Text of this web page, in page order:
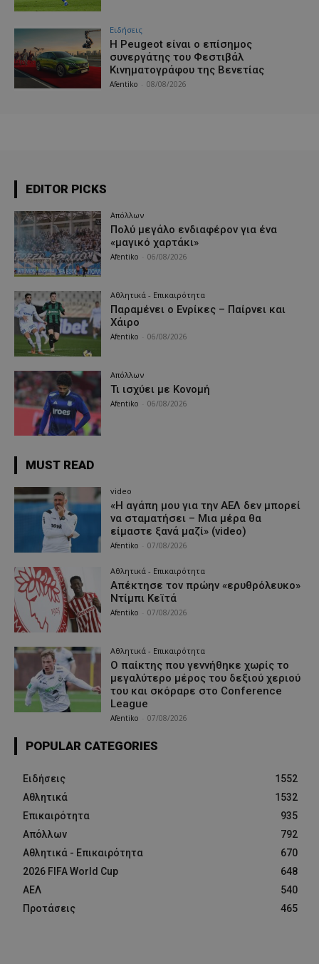
Ειδήσεις
Η Peugeot είναι ο επίσημος
συνεργάτης του Φεστιβάλ
Κινηματογράφου της Βενετίας
Afentiko 08/08/2026
EDITOR PICKS
Απόλλων
Πολύ μεγάλο ενδιαφέρον για ένα
«μαγικό χαρτάκι»
Afentiko 06/08/2026
Αθλητικά - Επικαιρότητα
Παραμένει ο Ενρίκες – Παίρνει και
Χάιρο
Afentiko 06/08/2026
Απόλλων
Τι ισχύει με Κονομή
Afentiko 06/08/2026
MUST READ
video
«Η αγάπη μου για την ΑΕΛ δεν μπορεί
να σταματήσει – Μια μέρα θα
είμαστε ξανά μαζί» (video)
Afentiko 07/08/2026
Αθλητικά - Επικαιρότητα
Απέκτησε τον πρώην «ερυθρόλευκο»
Ντίμπι Κεϊτά
Afentiko 07/08/2026
Αθλητικά - Επικαιρότητα
Ο παίκτης που γεννήθηκε χωρίς το
μεγαλύτερο μέρος του δεξιού χεριού
του και σκόραρε στο Conference
League
Afentiko 07/08/2026
POPULAR CATEGORIES
Ειδήσεις
1552
Αθλητικά
1532
Επικαιρότητα
935
Απόλλων
792
Αθλητικά - Επικαιρότητα
670
2026 FIFA World Cup
648
ΑΕΛ
540
Προτάσεις
465